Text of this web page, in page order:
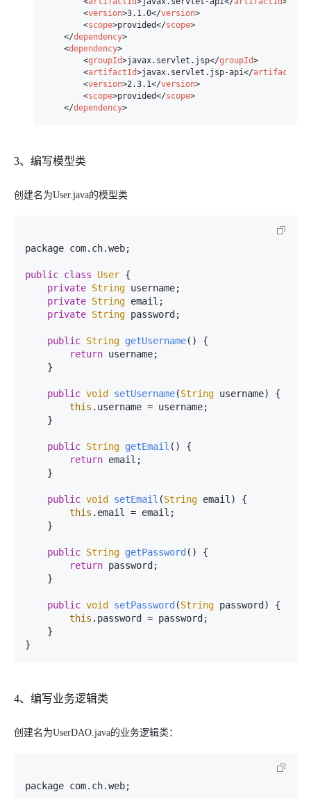
<version>3.1.0</version>
<scope>provided</scope>
</dependency>
<dependency>
<groupId>javax.servlet.jsp</groupId>
<artifactId>javax.servlet.jsp-api</artifactId
<version>2.3.1</version>
<scope>provided</scope>
</dependency>
3、编写模型类
创建名为User.java的模型类
package com. ch.web;
public class User {
private String username;
private String email;
private String password;
public String getUsername( ) {
return username;
    }
public void setUsername(String username) {
this . username = username;
    }
public String getEmail ( ) {
return email;
    }
public void setEmail (String email ) {
this . email
= email;
    }
public String getPassword ( ) {
return password;
    }
public void setPassword (String password ) {
this . password
= password;
    }
}
4、编写业务逻辑类
创建名为UserDAO.java的业务逻辑类：
package com.ch.web;